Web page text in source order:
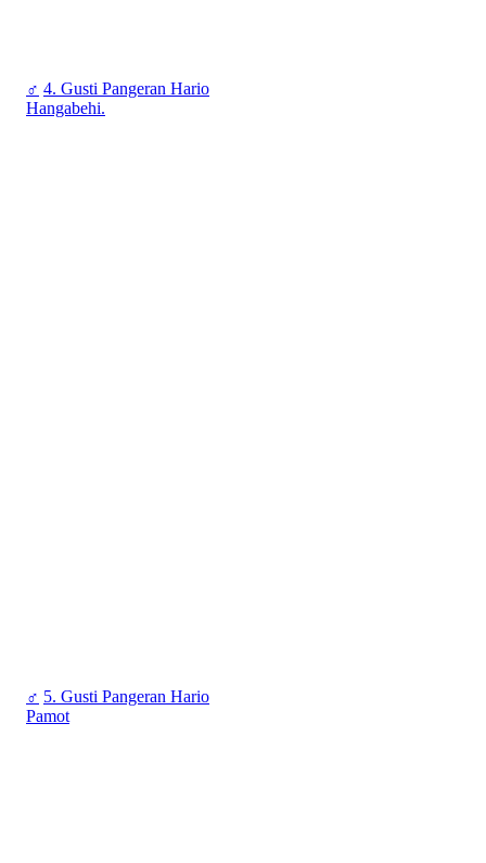
♂ 4. Gusti Pangeran Hario
Hangabehi.
♂ 5. Gusti Pangeran Hario
Pamot